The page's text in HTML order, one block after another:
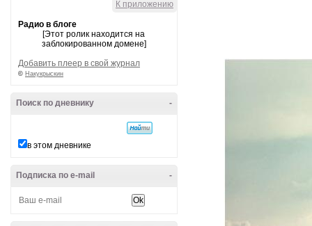
К приложению
Радио в блоге
[Этот ролик находится на
заблокированном домене]
Добавить плеер в свой журнал
© Накукрыскин
-
Поиск по дневнику
в этом дневнике
-
Подписка по e-mail